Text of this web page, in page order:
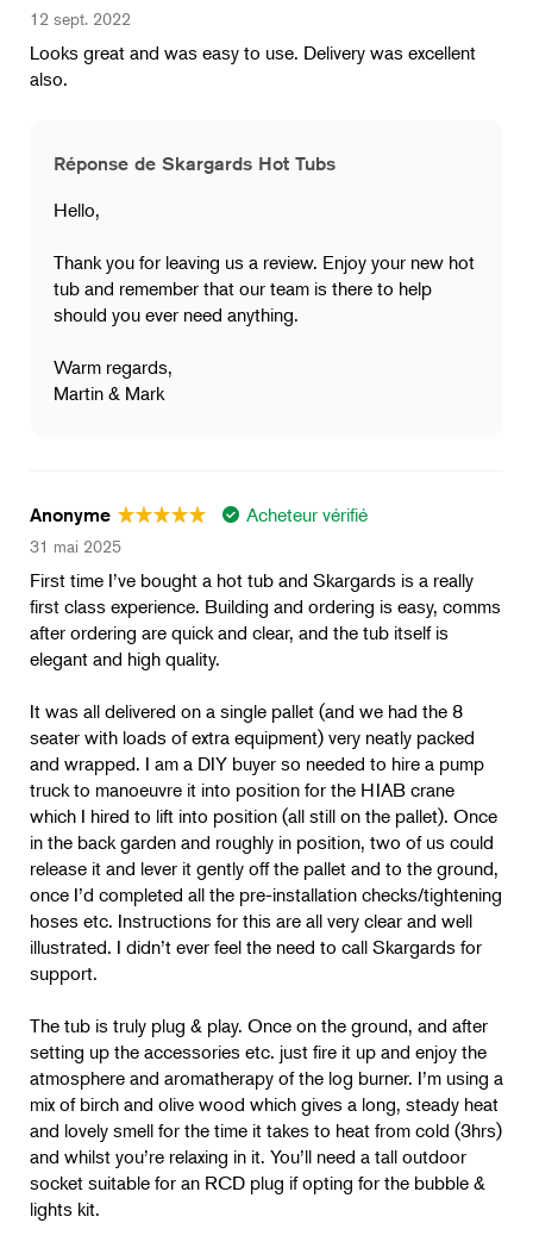
12 sept. 2022
Looks great and was easy to use. Delivery was excellent
also.
Réponse de Skargards Hot Tubs
Hello,
Thank you for leaving us a review. Enjoy your new hot
tub and remember that our team is there to help
should you ever need anything.
Warm regards,
Martin & Mark
Anonyme Acheteur vérifié
31 mai 2025
First time I’ve bought a hot tub and Skargards is a really
first class experience. Building and ordering is easy, comms
after ordering are quick and clear, and the tub itself is
elegant and high quality.
It was all delivered on a single pallet (and we had the 8
seater with loads of extra equipment) very neatly packed
and wrapped. I am a DIY buyer so needed to hire a pump
truck to manoeuvre it into position for the HIAB crane
which I hired to lift into position (all still on the pallet). Once
in the back garden and roughly in position, two of us could
release it and lever it gently off the pallet and to the ground,
once I’d completed all the pre-installation checks/tightening
hoses etc. Instructions for this are all very clear and well
illustrated. I didn’t ever feel the need to call Skargards for
support.
The tub is truly plug & play. Once on the ground, and after
setting up the accessories etc. just fire it up and enjoy the
atmosphere and aromatherapy of the log burner. I’m using a
mix of birch and olive wood which gives a long, steady heat
and lovely smell for the time it takes to heat from cold (3hrs)
and whilst you’re relaxing in it. You’ll need a tall outdoor
socket suitable for an RCD plug if opting for the bubble &
lights kit.